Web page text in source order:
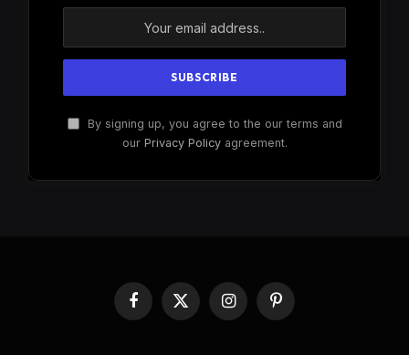
By signing up, you agree to the our terms and
our Privacy Policyagreement.
Facebook
X
InstagramPinterest